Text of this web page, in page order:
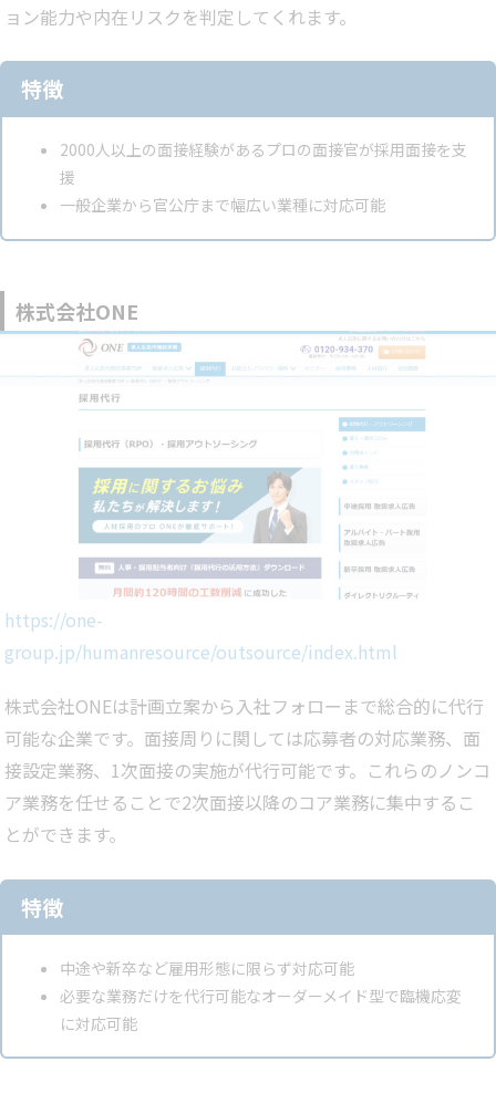
ョン能力や内在リスクを判定してくれます。
特徴
2000人以上の面接経験があるプロの面接官が採用面接を支
援
一般企業から官公庁まで幅広い業種に対応可能
株式会社ONE
https://one-
group.jp/humanresource/outsource/index.html
株式会社ONEは計画立案から入社フォローまで総合的に代行
可能な企業です。面接周りに関しては応募者の対応業務、面
接設定業務、1次面接の実施が代行可能です。これらのノンコ
ア業務を任せることで2次面接以降のコア業務に集中するこ
とができます。
特徴
中途や新卒など雇用形態に限らず対応可能
必要な業務だけを代行可能なオーダーメイド型で臨機応変
に対応可能